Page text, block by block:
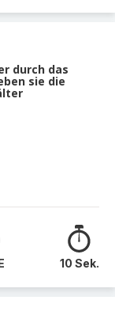
durch das
sie die
10 Sek.